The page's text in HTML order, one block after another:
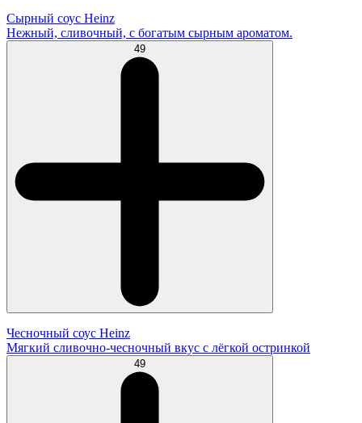
Сырный соус Heinz
Нежный, сливочный, с богатым сырным ароматом.
49
Чесночный соус Heinz
Мягкий сливочно-чесночный вкус с лёгкой остринкой
49